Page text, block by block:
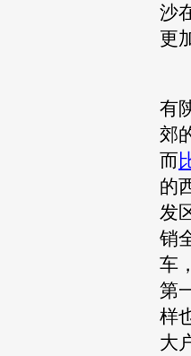
沙
更
有
郊
而
的
发
销
车
第
样
大